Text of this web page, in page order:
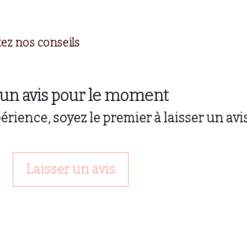
nos conseils
avis pour le moment
soyez le premier à laisser un
Laisser un avis